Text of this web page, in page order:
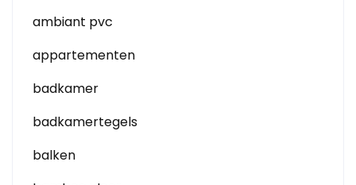
ambiant pvc
appartementen
badkamer
badkamertegels
balken